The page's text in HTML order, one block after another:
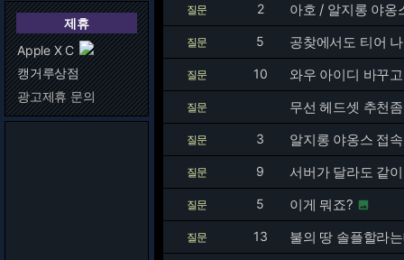
제휴
Apple X C
캥거루상점
광고제휴 문의
질문 2 아호 / 알지롱 야옹
질문 5 공찾에서도 티어
질문 10 와우 아이디 바꾸
질문 무선 헤드셋 추천좀
질문 3 알지롱 야옹스 접
질문 9 서버가 달라도 같
질문 5 이게 뭐죠? 
질문 13 불의 땅 솔플할라